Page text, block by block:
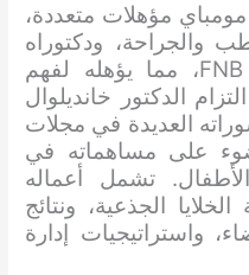
مؤهلات متعددة،
والجراحة، ودكتوراه
في طب الأطفال، وزمالة FNB، مما يؤهله لفهم
الدكتور خانديلوال
العديدة في مجلات
على مساهماته في
تشمل أعماله
الجذعية، ونتائج
واستراتيجيات إدارة